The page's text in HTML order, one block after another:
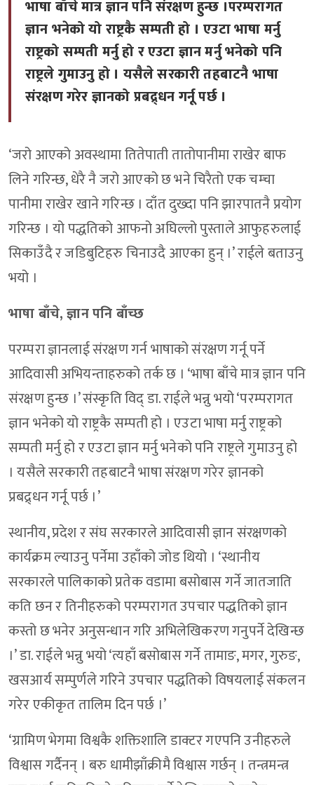
भाषा बाँचे मात्र ज्ञान पनि संरक्षण हुन्छ ।परम्परागत
ज्ञान भनेको यो राष्ट्रकै सम्पती हो । एउटा भाषा मर्नु
राष्ट्रको सम्पती मर्नु हो र एउटा ज्ञान मर्नु भनेको पनि
राष्ट्रले गुमाउनु हो । यसैले सरकारी तहबाटनै भाषा
संरक्षण गरेर ज्ञानको प्रबद्र्धन गर्नू पर्छ ।
‘जरो आएको अवस्थामा तितेपाती तातोपानीमा राखेर बाफ
लिने गरिन्छ, धेरै नै जरो आएको छ भने चिरैतो एक चम्चा
पानीमा राखेर खाने गरिन्छ । दाँत दुख्दा पनि झारपातनै प्रयोग
गरिन्छ । यो पद्धतिको आफनो अघिल्लो पुस्ताले आफुहरुलाई
सिकाउँदै र जडिबुटिहरु चिनाउदै आएका हुन् ।’ राईले बताउनु
भयो ।
भाषा बाँचे, ज्ञान पनि बाँच्छ
परम्परा ज्ञानलाई संरक्षण गर्न भाषाको संरक्षण गर्नू पर्ने
आदिवासी अभियन्ताहरुको तर्क छ । ‘भाषा बाँचे मात्र ज्ञान पनि
संरक्षण हुन्छ ।’ संस्कृति विद् डा. राईले भन्नु भयो ‘परम्परागत
ज्ञान भनेको यो राष्ट्रकै सम्पती हो । एउटा भाषा मर्नु राष्ट्रको
सम्पती मर्नु हो र एउटा ज्ञान मर्नु भनेको पनि राष्ट्रले गुमाउनु हो
। यसैले सरकारी तहबाटनै भाषा संरक्षण गरेर ज्ञानको
प्रबद्र्धन गर्नू पर्छ ।’
स्थानीय, प्रदेश र संघ सरकारले आदिवासी ज्ञान संरक्षणको
कार्यक्रम ल्याउनु पर्नेमा उहाँको जोड थियो । ‘स्थानीय
सरकारले पालिकाको प्रतेक वडामा बसोबास गर्ने जातजाति
कति छन र तिनीहरुको परम्परागत उपचार पद्धतिको ज्ञान
कस्तो छ भनेर अनुसन्धान गरि अभिलेखिकरण गनुपर्ने देखिन्छ
।’ डा. राईले भन्नु भयो ‘त्यहाँ बसोबास गर्ने तामाङ, मगर, गुरुङ,
खसआर्य सम्पुर्णले गरिने उपचार पद्धतिको विषयलाई संकलन
गरेर एकीकृत तालिम दिन पर्छ ।’
‘ग्रामिण भेगमा विश्वकै शक्तिशालि डाक्टर गएपनि उनीहरुले
विश्वास गर्दैनन् । बरु धामीझाँक्रीमै विश्वास गर्छन् । तन्त्रमन्त्र